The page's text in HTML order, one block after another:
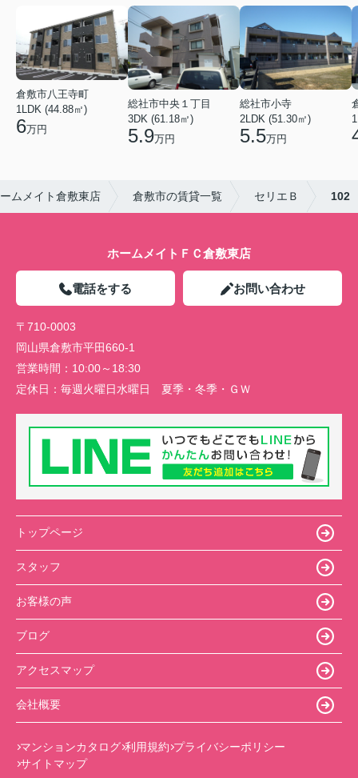
倉敷市八王寺町
1LDK (44.88㎡)
6万円
総社市中央１丁目
3DK (61.18㎡)
5.9万円
総社市小寺
2LDK (51.30㎡)
5.5万円
ムメイト倉敷東店 倉敷市の賃貸一覧 セリエＢ 102
ホームメイトＦＣ倉敷東店
電話をする お問い合わせ
〒710-0003
岡山県倉敷市平田660-1
営業時間： 10:00～18:30
定休日： 毎週火曜日水曜日 夏季・冬季・ＧＷ
トップページ
スタッフ
お客様の声
ブログ
アクセスマップ
会社概要
マンションカタログ 利用規約 プライバシーポリシー
サイトマップ